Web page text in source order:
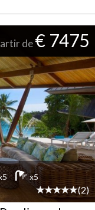
de€ 7475
x5
(2)